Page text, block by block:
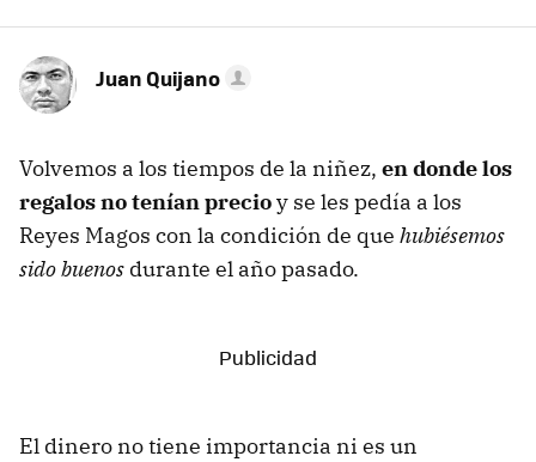
Juan Quijano
Volvemos a los tiempos de la niñez, en donde los
regalos no tenían precioy se les pedía a los
Reyes Magos con la condición de que hubiésemos
sido buenos durante el año pasado.
El dinero no tiene importancia ni es un